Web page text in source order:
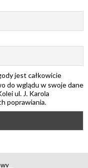
jest całkowicie
do wglądu w swoje dane
ul. J. Karola
poprawiania.